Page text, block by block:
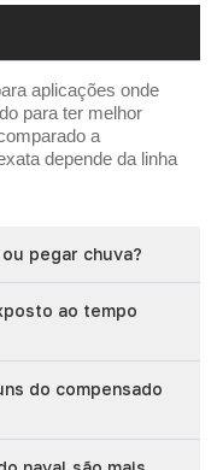
aplicações onde
para ter melhor
a
depende da linha
pegar chuva?
ao tempo
do compensado